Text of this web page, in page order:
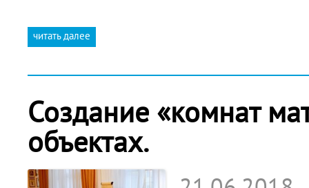
читать далее
Создание «комнат
объектах.